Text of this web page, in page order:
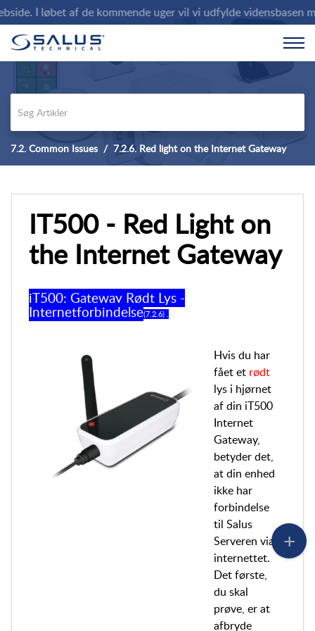
I løbet af de kommende uger vil vi udfylde vidensbasen
7.2. Common Issues 7.2.6. Red light on the Internet Gateway
IT500 - Red Light on
the Internet Gateway
iT500: Gateway Rødt Lys -
Internetforbindelse(7.2.6) .
Hvis du har
fået et rødt
lys i hjørnet
af din iT500
Internet
Gateway,
betyder det,
at din enhed
ikke har
forbindelse
til Salus
Serveren via
internettet.
Det første,
du skal
prøve, er at
afbryde